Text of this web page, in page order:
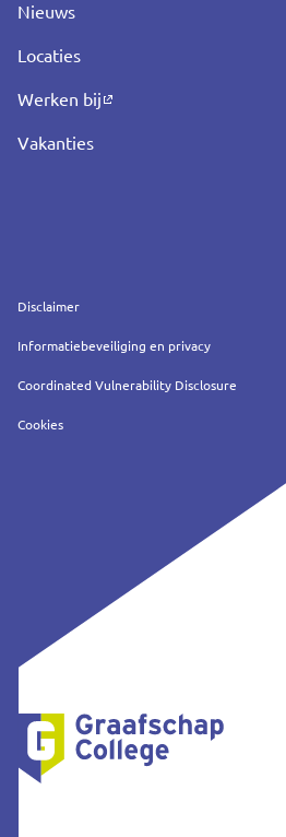
Nieuws
Locaties
Werken bij
Vakanties
Service
Disclaimer
Informatiebeveiliging en privacy
Coordinated Vulnerability Disclosure
Cookies